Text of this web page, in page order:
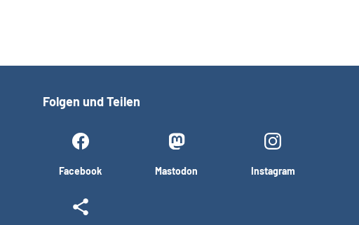
Folgen und Teilen
Facebook Mastodon Instagram